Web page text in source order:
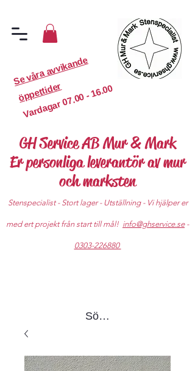
S
e
v
år
a
a
v
vi
k
a
n
d
e
ö
p
p
etti
d
er
Vardagar
07.00 - 16.00
GH Service AB Mur & Mark
Er personliga leverantör av mur
och marksten
Stenspecialist - Stort lager - Utställning - Vi hjälper er
med ert projekt från start till mål! info@ghservice.se-
0303-226880
Sök produkter